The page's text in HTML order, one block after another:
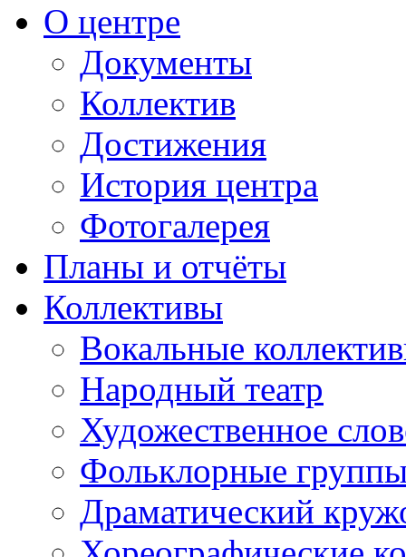
О центре
Документы
Коллектив
Достижения
История центра
Фотогалерея
Планы и отчёты
Коллективы
Вокальные
Народный театр
Художественное
Фольклорные
Драматический